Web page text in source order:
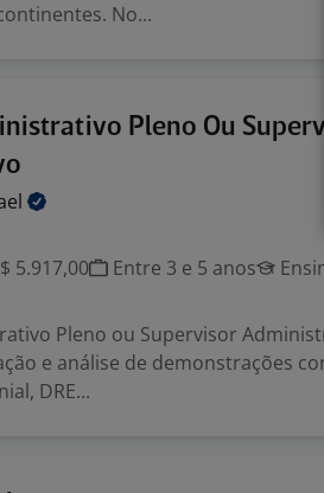
No...
Pleno Ou
5.917,00
Entre 3 e 5 anos
Pleno ou Supervisor
e análise de demonstrações
DRE...